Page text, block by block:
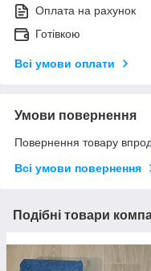
Оплата на рахунок
Готівкою
Всі умови оплати
Умови повернення
Повернення товару
Всі умови повернення
Подібні товари